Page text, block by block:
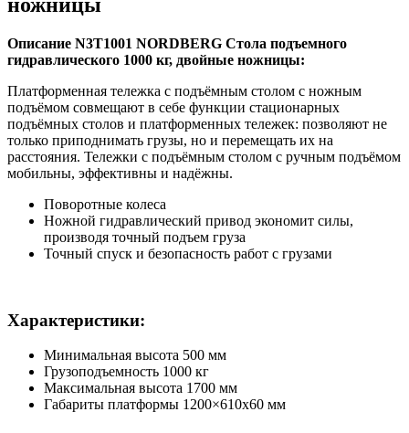
Описание N3T1001 NORDBERG Стола подъемного
гидравлического 1000 кг, двойные ножницы:
Платформенная тележка с подъёмным столом с ножным
подъёмом совмещают в себе функции стационарных
подъёмных столов и платформенных тележек: позволяют не
только приподнимать грузы, но и перемещать их на
расстояния. Тележки с подъёмным столом с ручным подъёмом
мобильны, эффективны и надёжны.
Поворотные колеса
Ножной гидравлический привод экономит силы,
производя точный подъем груза
Точный спуск и безопасность работ с грузами
Характеристики:
Минимальная высота 500 мм
Грузоподъемность 1000 кг
Максимальная высота 1700 мм
Габариты платформы 1200×610х60 мм